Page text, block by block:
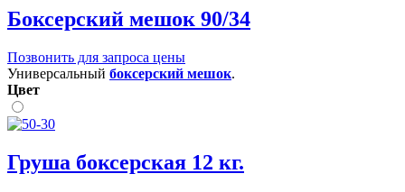
Боксерский мешок 90/34
Позвонить для запроса цены
Универсальный боксерский мешок.
Цвет
Груша боксерская 12 кг.